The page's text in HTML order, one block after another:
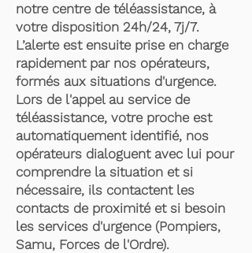
notre centre de téléassistance, à
votre disposition 24h/24, 7j/7.
L’alerte est ensuite prise en charge
rapidement par nos opérateurs,
formés aux situations d'urgence.
Lors de l'appel au service de
téléassistance, votre proche est
automatiquement identifié, nos
opérateurs dialoguent avec lui pour
comprendre la situation et si
nécessaire, ils contactent les
contacts de proximité et si besoin
les services d'urgence (Pompiers,
Samu, Forces de l'Ordre).